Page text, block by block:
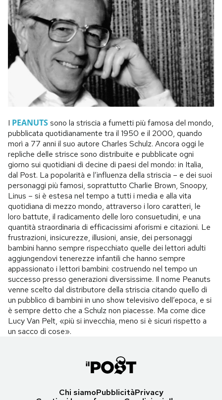
I PEANUTSsono la striscia a fumetti più famosa del mondo,
pubblicata quotidianamente tra il 1950 e il 2000, quando
morì a 77 anni il suo autore Charles Schulz. Ancora oggi le
repliche delle strisce sono distribuite e pubblicate ogni
giorno sui quotidiani di decine di paesi del mondo: in Italia,
dal Post. La popolarità e l’influenza della striscia – e dei suoi
personaggi più famosi, soprattutto Charlie Brown, Snoopy,
Linus – si è estesa nel tempo a tutti i media e alla vita
quotidiana di mezzo mondo, attraverso i loro caratteri, le
loro battute, il radicamento delle loro consuetudini, e una
quantità straordinaria di efficacissimi aforismi e citazioni. Le
frustrazioni, insicurezze, illusioni, ansie, dei personaggi
bambini hanno sempre rispecchiato quelle dei lettori adulti
aggiungendovi tenerezze infantili che hanno sempre
appassionato i lettori bambini: costruendo nel tempo un
successo presso generazioni diversissime. Il nome Peanuts
venne scelto dal distributore della striscia citando quello di
un pubblico di bambini in uno show televisivo dell’epoca, e si
è sempre detto che a Schulz non piacesse. Ma come dice
Lucy Van Pelt, «più si invecchia, meno si è sicuri rispetto a
un sacco di cose».
Chi siamoPubblicitàPrivacy